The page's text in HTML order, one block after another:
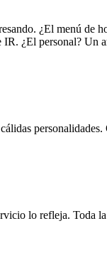
¿El menú de
¿El personal? Un
lo refleja. Toda